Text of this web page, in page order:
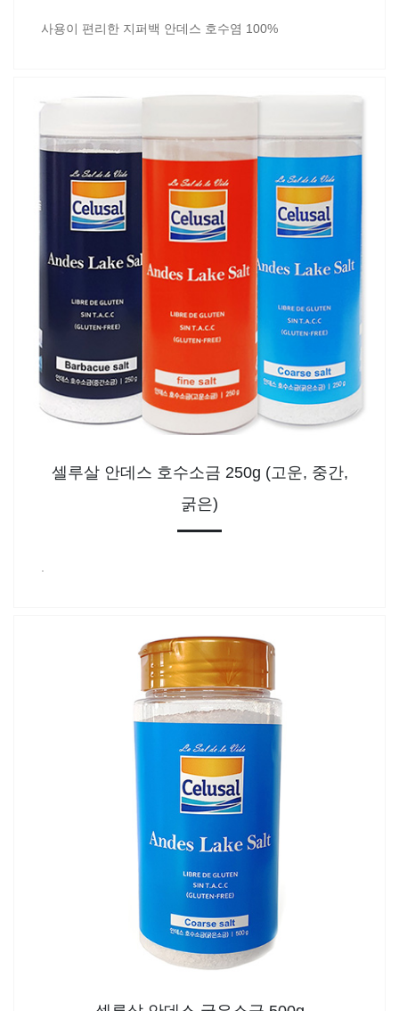
사용이 편리한 지퍼백 안데스 호수염 100%
셀루살 안데스 호수소금 250g (고운, 중간,
굵은)